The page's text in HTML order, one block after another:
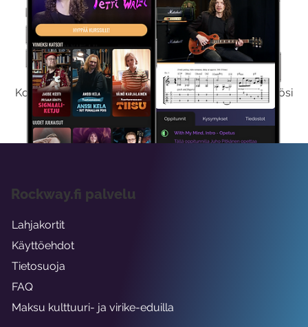
Kokeile Ilmaiseksi
Kokeilemalla ilmaiseksi saat koko sisältömme käyttöösi
viikon ajaksi.
Rockway.fi palvelu
Lahjakortit
Käyttöehdot
Tietosuoja
FAQ
Maksu kulttuuri- ja virike-eduilla